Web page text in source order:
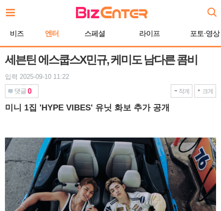
문
비즈 엔터 스페셜 라이프 포토·영상
세븐틴 에스쿱스X민규, 케미도 남다른 콤비
입력 2025-09-10 11:22
댓글 0 작게 크게
미니 1집 'HYPE VIBES' 유닛 화보 추가 공개